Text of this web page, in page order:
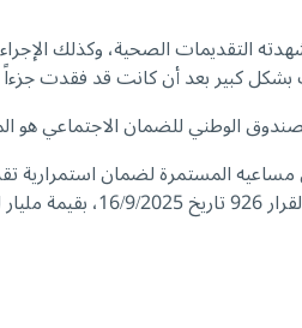
التقديمات الصحية، وكذلك
كبير بعد أن كانت قد فقدت جزءاً
الوطني للضمان الاجتماعي هو
المستمرة لضمان استمرارية
وذويهم.